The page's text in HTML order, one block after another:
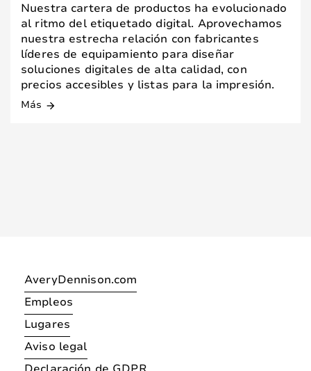
Nuestra cartera de productos ha evolucionado
al ritmo del etiquetado digital. Aprovechamos
nuestra estrecha relación con fabricantes
líderes de equipamiento para diseñar
soluciones digitales de alta calidad, con
precios accesibles y listas para la impresión.
Más arrow_forward
AveryDennison.com
Empleos
Lugares
Aviso legal